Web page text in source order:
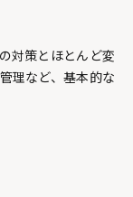
対策とほとんど変
理など、基本的な